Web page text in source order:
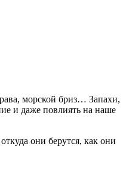
морской бриз… Запахи,
и даже повлиять на наше
они берутся, как они